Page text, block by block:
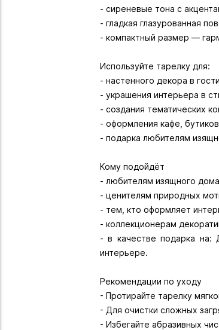
- сиреневые тона с
- гладкая глазурованная
- компактный размер —
Используйте тарелку для:
- настенного декора в
- украшения интерьера в
- создания тематических
- оформления кафе,
- подарка любителям
Кому подойдёт
- любителям изящного
- ценителям природных
- тем, кто оформляет
- коллекционерам
- в качестве подарка на:
интерьере.
Рекомендации по уходу
- Протирайте тарелку
- Для очистки сложных
- Избегайте абразивных